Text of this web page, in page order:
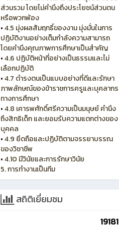
ส่วนรวม โดยไม่คำนึงถึงประโยชน์ส่วนตน
หรือพวกพ้อง
•4.5 มุ่งผลสัมฤทธิ์ของงาน มุ่งมั่นในการ
ปฏิบัติงานอย่างเต็มกำลังความสามารถ
โดยคำนึงคุณภาพการศึกษาเป็นสำคัญ
•4.6 ปฏิบัติหน้าที่อย่างเป็นธรรมและไม่
เลือกปฏิบัติ
•4.7 ดำรงตนเป็นแบบอย่างที่ดีและรักษา
ภาพลักษณ์ของข้าราชการครูและบุคลากร
ทางการศึกษา
•4.8 เคารพศักดิ์ศรีความเป็นมนุษย์ คำนึง
ถึงสิทธิเด็ก และยอมรับความแตกต่างของ
บุคคล
•4.9 ยึดถือและปฏิบัติตามจรรยาบรรณ
ของวิชาชีพ
•4.10 มีวินัยและการรักษาวินัย
5. การทำงานเป็นทีม
สถิติเยี่ยมชม
19181